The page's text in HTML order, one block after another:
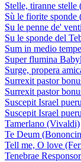
Stelle, tiranne stelle
Sù le fiorite sponde
Su le penne de'
Su le sponde del
Sum in medio
Super flumina
Surge, propera
Surrexit pastor
Surrexit pastor
Suscepit Israel
Suscepit Israel
Tamerlano (Vivaldi)
Te Deum
Tell me, O love
Tenebrae